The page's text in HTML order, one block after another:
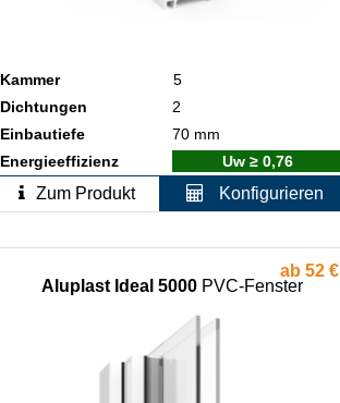
Kammer
5
Dichtungen
2
Einbautiefe
70 mm
Energieeffizienz
Uw ≥ 0,76
Zum Produkt Konfigurieren
ab 52 €
Aluplast Ideal 5000PVC-Fenster